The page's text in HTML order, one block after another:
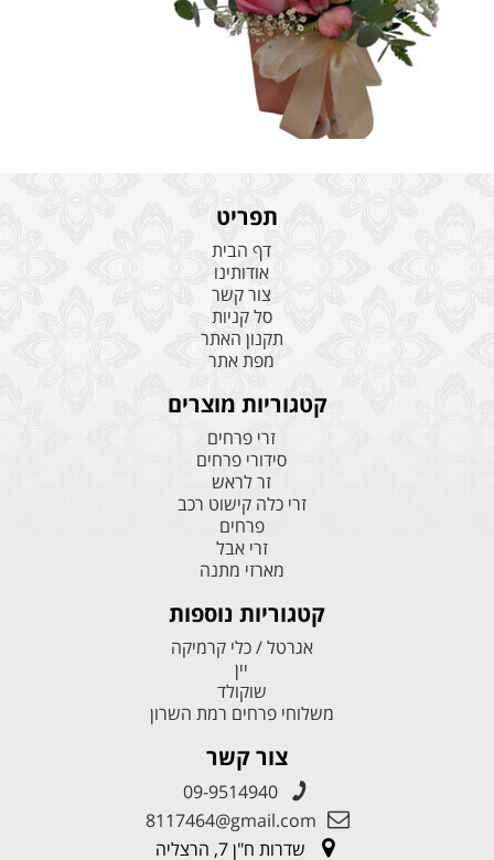
תפריט
דף הבית
אודותינו
צור קשר
סל קניות
תקנון האתר
מפת אתר
קטגוריות מוצרים
זרי פרחים
סידורי פרחים
זר לראש
זרי כלה קישוט רכב
פרחים
זרי אבל
מארזי מתנה
קטגוריות נוספות
אגרטל / כלי קרמיקה
יין
שוקולד
משלוחי פרחים רמת השרון
צור קשר
09-9514940
8117464@gmail.com
שדרות ח"ן 7, הרצליה